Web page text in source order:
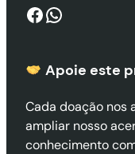
Facebook WhatsApp
Apoie este
Cada doação nos
ampliar nosso
conhecimento